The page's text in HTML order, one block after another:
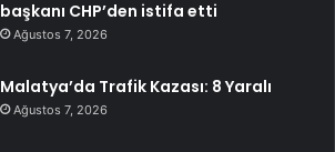
başkanı CHP’den istifa etti
Ağustos 7, 2026
Malatya’da Trafik Kazası: 8 Yaralı
Ağustos 7, 2026